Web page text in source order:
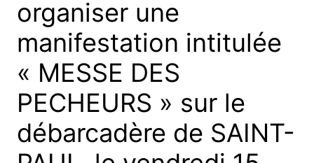
organiser une
manifestation intitulée
« MESSE DES
PECHEURS » sur le
débarcadère de SAINT-